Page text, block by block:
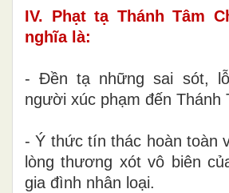
IV. Phạt tạ Thánh Tâm
nghĩa là:
- Đền tạ những sai sót,
người xúc phạm đến Thánh
- Ý thức tín thác hoàn toàn
lòng thương xót vô biên
gia đình nhân loại.